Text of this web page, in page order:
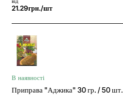
21.29грн./шт
В наявності
Приправа "Аджика" 30 гр. / 50 шт.